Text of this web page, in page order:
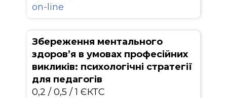
on-line
Збереження ментального
здоров’я в умовах професійних
викликів: психологічні стратегії
для педагогів
0,2 / 0,5 / 1 ЄКТС